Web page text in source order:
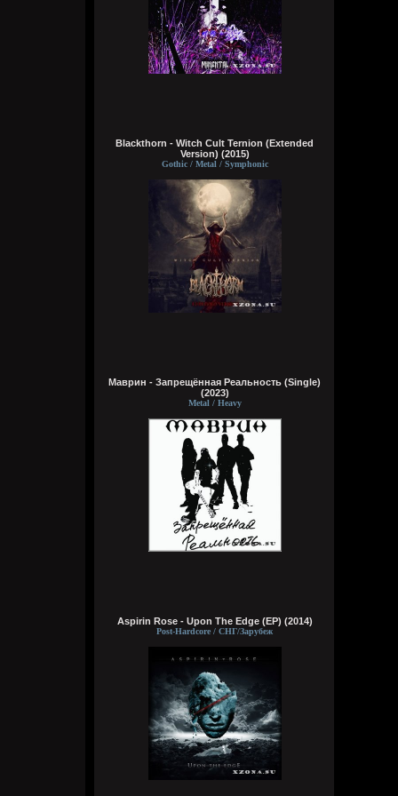
typical crabs
18:03:33
вот шок и оксимирон ахуееный батл.
18:00:43
Ну лежит, то и упало
typical crabs
17:57:59
пересматриваю баттлы. ведь
16:16:37
Wirtuozik
16:15:56
даже, ей все время 60
16:15:29
Blackthorn - Witch Cult Ternion (Extended
Version) (2015)
Gothic / Metal / Symphonic
Маврин - Запрещённая Реальность (Single)
(2023)
Metal / Heavy
Aspirin Rose - Upon The Edge (EP) (2014)
Post-Hardcore / СНГ/Зарубеж